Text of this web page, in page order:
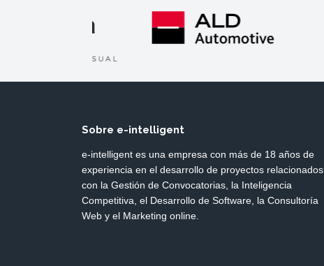
Sobre e-intelligent
e-intelligent es una empresa con más de 18 años de
experiencia en el desarrollo de proyectos relacionados
con la Gestión de Convocatorias, la Inteligencia
Competitiva, el Desarrollo de Software, la Consultoría
Web y el Marketing online.